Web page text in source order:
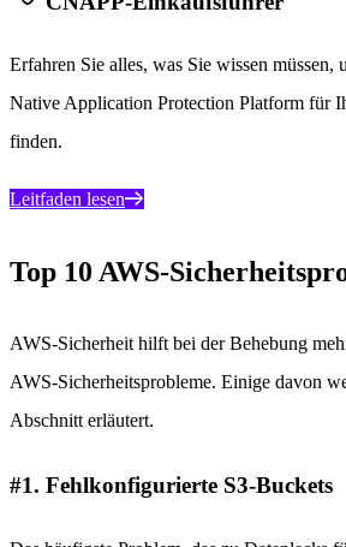
Erfahren Sie alles, was Sie wissen
Native Application Protection Platform für
finden.
Leitfaden lesen
Top 10 AWS-
AWS-Sicherheit hilft bei der Behebung
AWS-Sicherheitsprobleme. Einige davon
Abschnitt erläutert.
#1. Fehlkonfigurierte S3-Buckets